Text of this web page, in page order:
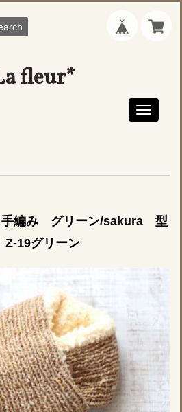
fleur*
Toggle
手編み グリーン/sakura 型
Z-19グリーン